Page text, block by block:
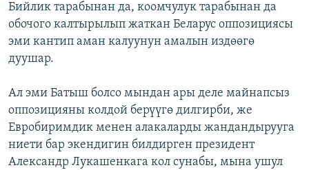
Бийлик тарабынан да, коомчулук тарабынан да
обочого калтырылып жаткан Беларус оппозициясы
эми кантип аман калуунун амалын издөөгө
дуушар.
Ал эми Батыш болсо мындан ары деле майнапсыз
оппозицияны колдой берүүгө дилгирби, же
Евробиримдик менен алакаларды жандандырууга
ниети бар экендигин билдирген президент
Александр Лукашенкага кол сунабы, мына ушул